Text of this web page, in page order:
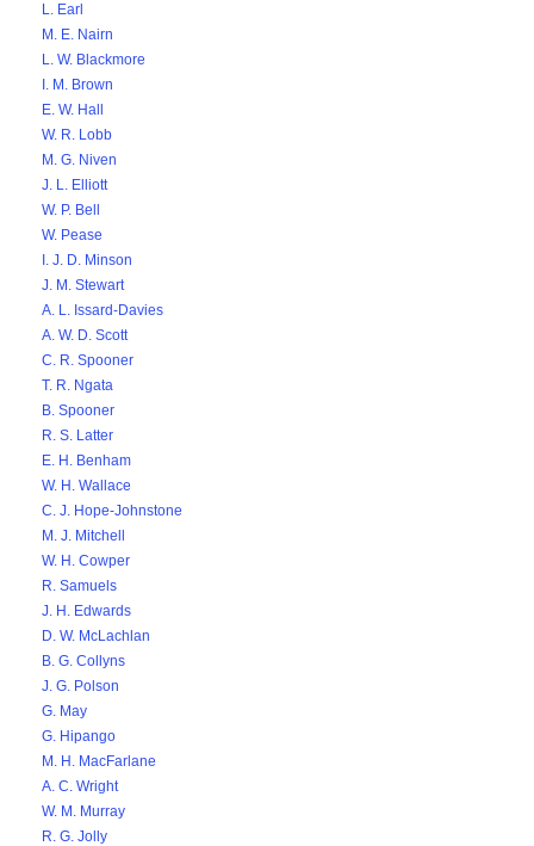
L. Earl
M. E. Nairn
L. W. Blackmore
I. M. Brown
E. W. Hall
W. R. Lobb
M. G. Niven
J. L. Elliott
W. P. Bell
W. Pease
I. J. D. Minson
J. M. Stewart
A. L. Issard-Davies
A. W. D. Scott
C. R. Spooner
T. R. Ngata
B. Spooner
R. S. Latter
E. H. Benham
W. H. Wallace
C. J. Hope-Johnstone
M. J. Mitchell
W. H. Cowper
R. Samuels
J. H. Edwards
D. W. McLachlan
B. G. Collyns
J. G. Polson
G. May
G. Hipango
M. H. MacFarlane
A. C. Wright
W. M. Murray
R. G. Jolly